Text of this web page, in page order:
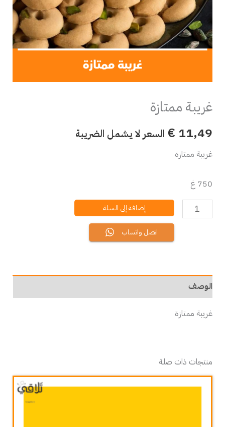
غريبة ممتازة
€ 11,49 السعر لا يشمل الضريبة
غريبة ممتازة
750 غ
إضافة إلى السلة
اتصل واتساب
الوصف
غريبة ممتازة
منتجات ذات صلة